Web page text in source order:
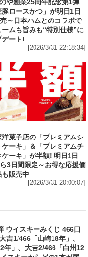
や創業25周年記念第1弾
豚ロースかつ」が明日1日
～日本ハムとのコラボで
ームも旨みも“特別仕様”に
デート!
[2026/3/31 22:18:34]
洋菓子店の「プレミアムシ
ケーキ」＆「プレミアムチ
ケーキ」が半額! 明日1日
3日間限定～お得な応援価
も販売中
[2026/3/31 20:00:07]
ウイスキーみくじ 466口
吉1/466「山崎18年」、
年」、大吉2/466「白州12